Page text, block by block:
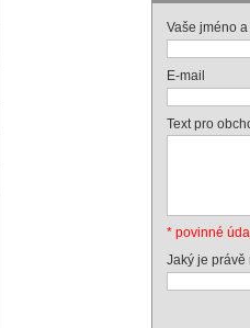
Vaše jméno
E-mail
Text pro
* povinné
Jaký je právě